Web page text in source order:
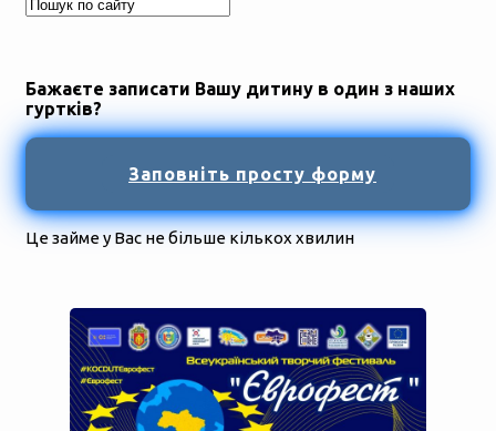
Бажаєте записати Вашу дитину в один з наших
гуртків?
Заповніть просту форму
Це займе у Вас не більше кількох хвилин